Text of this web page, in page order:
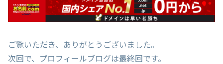
ご覧いただき、ありがとうございました。
次回で、プロフィールブログは最終回です。